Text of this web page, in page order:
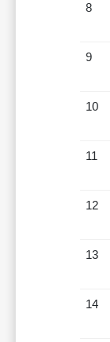
8
9
10
11
12
13
14